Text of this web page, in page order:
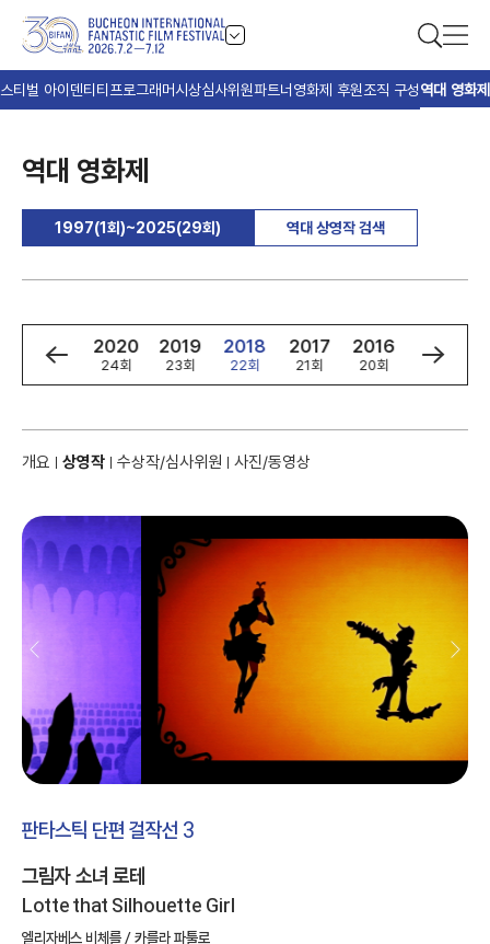
티벌 아이덴티티 프로그래머시상심사위원파트너 영화제 후원조직 구성역대 영화제
역대 영화제
1997(1회)~2025(29회) 역대 상영작 검색
2021
25회
2020
24회
2019
23회
2018
22회
2017
21회
2016
20회
2015
19회
개요 상영작 수상작/심사위원 사진/동영상
판타스틱 단편 걸작선 3
그림자 소녀 로테
Lotte that Silhouette Girl
엘리자베스 비체를 / 카를라 파툴로